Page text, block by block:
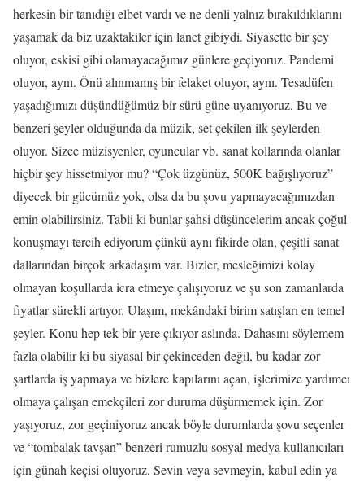
herkesin bir tanıdığı elbet vardı ve ne denli yalnız bırakıldıklarını
yaşamak da biz uzaktakiler için lanet gibiydi. Siyasette bir şey
oluyor, eskisi gibi olamayacağımız günlere geçiyoruz. Pandemi
oluyor, aynı. Önü alınmamış bir felaket oluyor, aynı. Tesadüfen
yaşadığımızı düşündüğümüz bir sürü güne uyanıyoruz. Bu ve
benzeri şeyler olduğunda da müzik, set çekilen ilk şeylerden
oluyor. Sizce müzisyenler, oyuncular vb. sanat kollarında olanlar
hiçbir şey hissetmiyor mu? “Çok üzgünüz, 500K bağışlıyoruz”
diyecek bir gücümüz yok, olsa da bu şovu yapmayacağımızdan
emin olabilirsiniz. Tabii ki bunlar şahsi düşüncelerim ancak çoğul
konuşmayı tercih ediyorum çünkü aynı fikirde olan, çeşitli sanat
dallarından birçok arkadaşım var. Bizler, mesleğimizi kolay
olmayan koşullarda icra etmeye çalışıyoruz ve şu son zamanlarda
fiyatlar sürekli artıyor. Ulaşım, mekândaki birim satışları en temel
şeyler. Konu hep tek bir yere çıkıyor aslında. Dahasını söylemem
fazla olabilir ki bu siyasal bir çekinceden değil, bu kadar zor
şartlarda iş yapmaya ve bizlere kapılarını açan, işlerimize yardımcı
olmaya çalışan emekçileri zor duruma düşürmemek için. Zor
yaşıyoruz, zor geçiniyoruz ancak böyle durumlarda şovu seçenler
ve “tombalak tavşan” benzeri rumuzlu sosyal medya kullanıcıları
için günah keçisi oluyoruz. Sevin veya sevmeyin, kabul edin ya